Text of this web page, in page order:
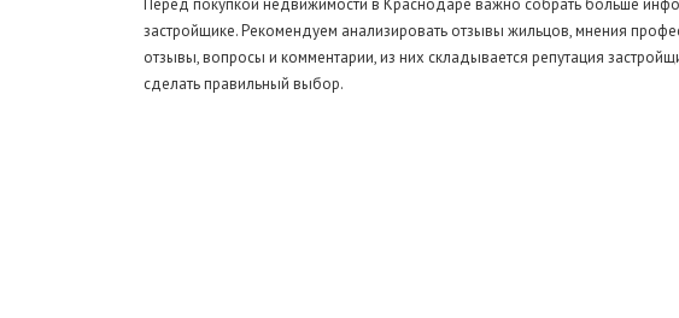
Перед покупкой недвижимости в Краснодаре важно собрать больше
застройщике. Рекомендуем анализировать отзывы жильцов, мнения
отзывы, вопросы и комментарии, из них складывается репутация
сделать правильный выбор.